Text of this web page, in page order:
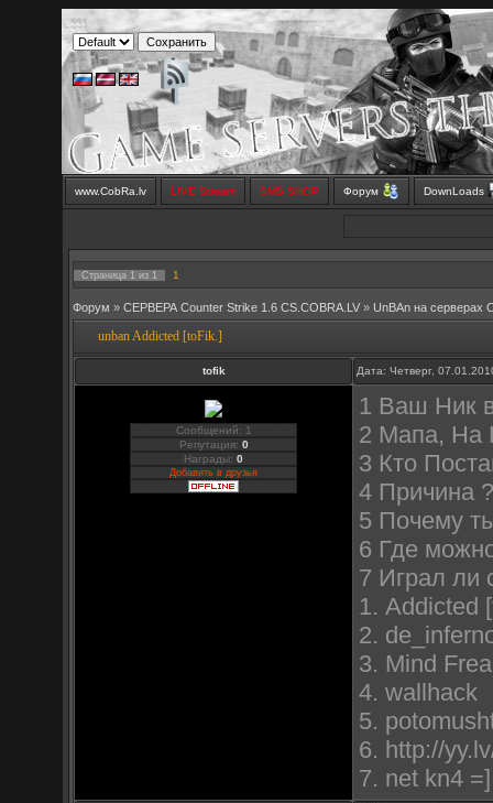
www.CobRa.lv LIVE Stream SMS SHOP Форум DownLoads
Страница 1 из 1 1
Форум » СЕРВЕРА Counter Strike 1.6 CS.COBRA.LV » UnBAn на серверах
unban Addicted [toFik.]
tofik Дата: Четверг,
Сообщений: 1
Репутация: 0
Награды:0
Добавить в друзья
1 Ваш Ник
2 Мапа, На
3 Кто
4 Причина
5 Почему
6 Где
7 Играл ли
1. Addicted
2.
3. Mind
4. wallhack
5.
6. http://
7. net kn4 =]